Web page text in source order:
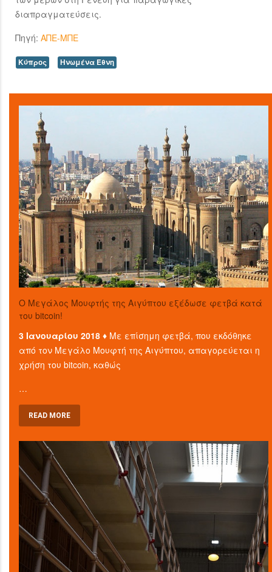
διαπραγματεύσεις.
Πηγή: ΑΠΕ-ΜΠΕ
Κύπρος Ηνωμένα Έθνη
O Μεγάλος Μουφτής της Αιγύπτου εξέδωσε φετβά κατά
του bitcoin!
3 Ιανουαρίου 2018 ♦ Με επίσημη φετβά, που εκδόθηκε
από τον Μεγάλο Μουφτή της Αιγύπτου, απαγορεύεται η
χρήση του bitcoin, καθώς
…
READ MORE